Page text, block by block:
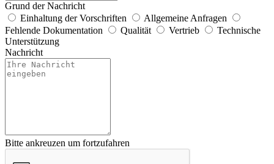
Grund der Nachricht
Einhaltung der Vorschriften
Allgemeine Anfragen
Fehlende Dokumentation
Qualität Vertrieb
Technische
Unterstützung
Nachricht
Bitte ankreuzen um fortzufahren